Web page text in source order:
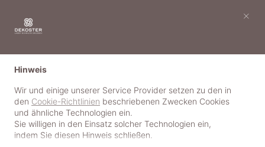
Hinweis
Wir und einige unserer Service Provider setzen zu den in
den Cookie-Richtlinien beschriebenen Zwecken Cookies
und ähnliche Technologien ein.
Sie willigen in den Einsatz solcher Technologien ein,
indem Sie diesen Hinweis schließen.
×